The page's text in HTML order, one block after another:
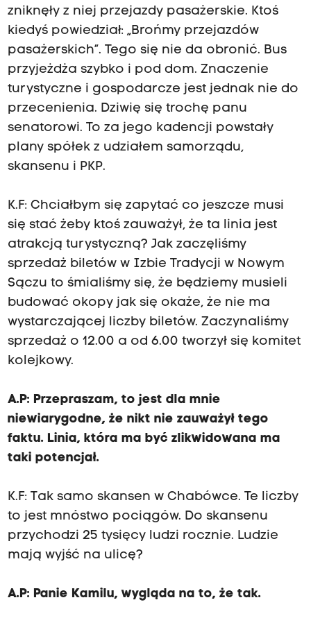
zniknęły z niej przejazdy pasażerskie. Ktoś
kiedyś powiedział: „Brońmy przejazdów
pasażerskich”. Tego się nie da obronić. Bus
przyjeżdża szybko i pod dom. Znaczenie
turystyczne i gospodarcze jest jednak nie do
przecenienia. Dziwię się trochę panu
senatorowi. To za jego kadencji powstały
plany spółek z udziałem samorządu,
skansenu i PKP.
K.F: Chciałbym się zapytać co jeszcze musi
się stać żeby ktoś zauważył, że ta linia jest
atrakcją turystyczną? Jak zaczęliśmy
sprzedaż biletów w Izbie Tradycji w Nowym
Sączu to śmialiśmy się, że będziemy musieli
budować okopy jak się okaże, że nie ma
wystarczającej liczby biletów. Zaczynaliśmy
sprzedaż o 12.00 a od 6.00 tworzył się komitet
kolejkowy.
A.P: Przepraszam, to jest dla mnie
niewiarygodne, że nikt nie zauważył tego
faktu. Linia, która ma być zlikwidowana ma
taki potencjał.
K.F: Tak samo skansen w Chabówce. Te liczby
to jest mnóstwo pociągów. Do skansenu
przychodzi 25 tysięcy ludzi rocznie. Ludzie
mają wyjść na ulicę?
A.P: Panie Kamilu, wygląda na to, że tak.